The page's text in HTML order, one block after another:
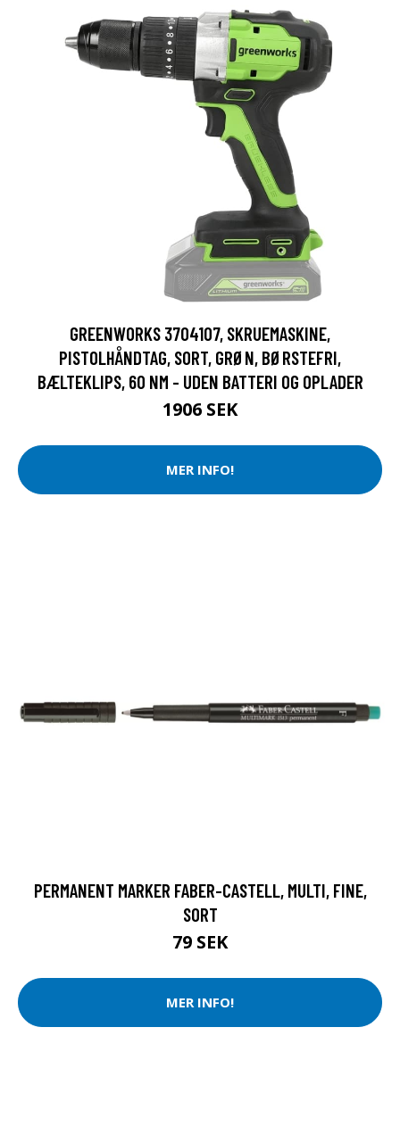
GREENWORKS 3704107, SKRUEMASKINE,
PISTOLHÅNDTAG, SORT, GRØN, BØRSTEFRI,
BÆLTEKLIPS, 60 NM - UDEN BATTERI OG OPLADER
1906 SEK
MER INFO!
PERMANENT MARKER FABER-CASTELL, MULTI, FINE,
SORT
79 SEK
MER INFO!